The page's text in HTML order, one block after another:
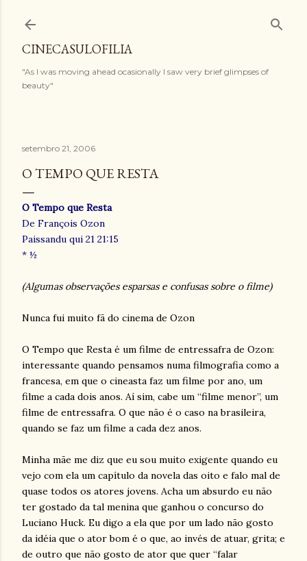
CINECASULOFILIA
"As I was moving ahead ocasionally I saw very brief glimpses of
beauty"
setembro 21, 2006
O TEMPO QUE RESTA
O Tempo que Resta
De François Ozon
Paissandu qui 21 21:15
* ½
(Algumas observações esparsas e confusas sobre o filme)
Nunca fui muito fã do cinema de Ozon
O Tempo que Resta é um filme de entressafra de Ozon:
interessante quando pensamos numa filmografia como a
francesa, em que o cineasta faz um filme por ano, um
filme a cada dois anos. Aí sim, cabe um “filme menor”, um
filme de entressafra. O que não é o caso na brasileira,
quando se faz um filme a cada dez anos.
Minha mãe me diz que eu sou muito exigente quando eu
vejo com ela um capítulo da novela das oito e falo mal de
quase todos os atores jovens. Acha um absurdo eu não
ter gostado da tal menina que ganhou o concurso do
Luciano Huck. Eu digo a ela que por um lado não gosto
da idéia que o ator bom é o que, ao invés de atuar, grita; e
de outro que não gosto de ator que quer “falar